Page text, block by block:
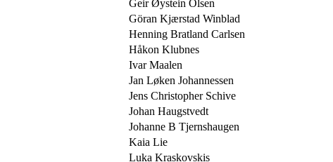
Geir Øystein Olsen
Göran Kjærstad Winblad
Henning Bratland Carlsen
Håkon Klubnes
Ivar Maalen
Jan Løken Johannessen
Jens Christopher Schive
Johan Haugstvedt
Johanne B Tjernshaugen
Kaia Lie
Luka Kraskovskis